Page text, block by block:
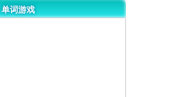
单词游戏